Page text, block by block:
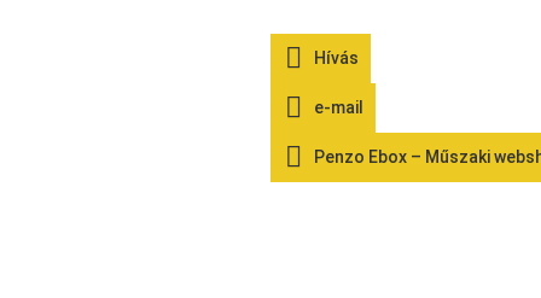
Hívás
e-mail
Penzo Ebox – Műszaki